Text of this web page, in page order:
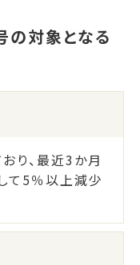
の対象となる
り、最近3か月
て5％以上減少